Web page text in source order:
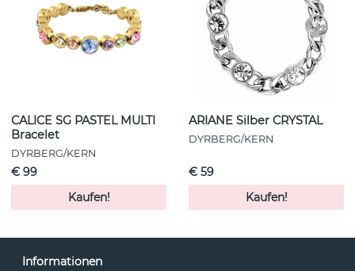
CALICE SG PASTEL MULTI
Bracelet
DYRBERG/KERN
€ 99
Kaufen!
ARIANE Silber CRYSTAL
DYRBERG/KERN
€ 59
Kaufen!
Informationen